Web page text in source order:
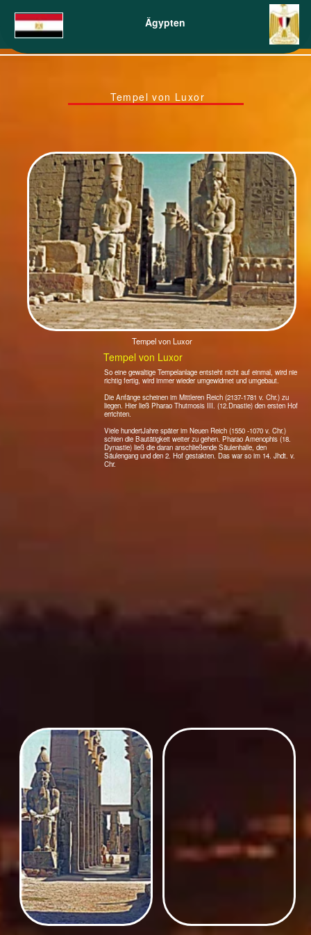
Tempel von Luxor
Tempel von Luxor
So eine gewaltige Tempelanlage entsteht nicht auf einmal, wird nie
richtig fertig, wird immer wieder umgewidmet und umgebaut.
Die Anfänge scheinen im Mittleren Reich (2137-1781 v. Chr.) zu
liegen. Hier ließ Pharao Thutmosis III. (12.Dnastie) den ersten Hof
errichten.
Viele hundertJahre später im Neuen Reich (1550 -1070 v. Chr.)
schien die Bautätigkeit weiter zu gehen. Pharao Amenophis (18.
Dynastie) ließ die daran anschließende Säulenhalle, den
Säulengang und den 2. Hof gestakten. Das war so im 14. Jhdt. v.
Chr.